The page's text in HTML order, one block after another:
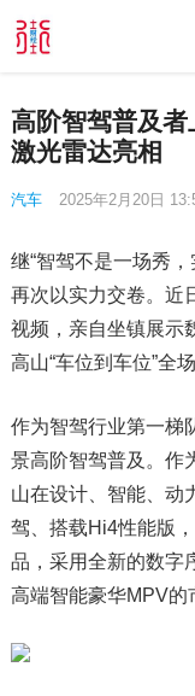
高阶智驾普及
激光雷达亮相
汽车 2025年2月20日
继“智驾不是一场秀
再次以实力交卷。近
视频，亲自坐镇展示
高山“车位到车位”全
作为智驾行业第一梯
景高阶智驾普及。作
山在设计、智能、动
驾、搭载Hi4性能版
品，采用全新的数字
高端智能豪华MPV的